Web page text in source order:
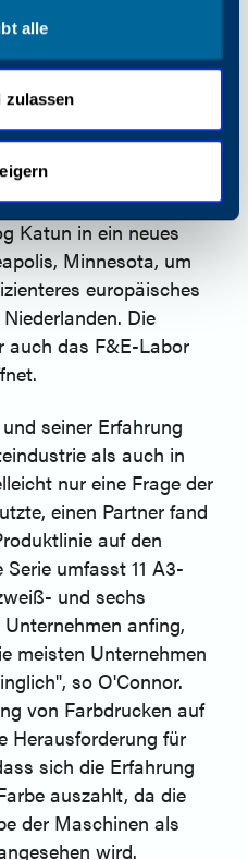
alle
zulassen
Fähigkeiten von
von Katun
so O'Connor, "war
wir eine
die ein persönliches
hat."
Katun in ein neues
Minnesota, um
europäisches
Die
auch das F&E-Labor
seiner Erfahrung
als auch in
nur eine Frage der
einen Partner fand
auf den
umfasst 11 A3-
und sechs
anfing,
meisten Unternehmen
so O'Connor.
von Farbdrucken auf
Herausforderung für
sich die Erfahrung
auszahlt, da die
der Maschinen als
wird.